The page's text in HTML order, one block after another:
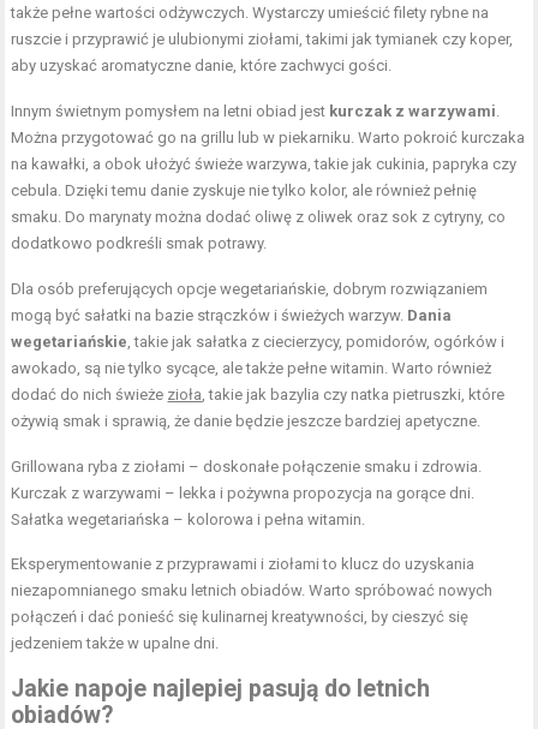
także pełne wartości odżywczych. Wystarczy umieścić filety rybne na
ruszcie i przyprawić je ulubionymi ziołami, takimi jak tymianek czy koper,
aby uzyskać aromatyczne danie, które zachwyci gości.
Innym świetnym pomysłem na letni obiad jest kurczak z warzywami.
Można przygotować go na grillu lub w piekarniku. Warto pokroić kurczaka
na kawałki, a obok ułożyć świeże warzywa, takie jak cukinia, papryka czy
cebula. Dzięki temu danie zyskuje nie tylko kolor, ale również pełnię
smaku. Do marynaty można dodać oliwę z oliwek oraz sok z cytryny, co
dodatkowo podkreśli smak potrawy.
Dla osób preferujących opcje wegetariańskie, dobrym rozwiązaniem
mogą być sałatki na bazie strączków i świeżych warzyw. Dania
wegetariańskie, takie jak sałatka z ciecierzycy, pomidorów, ogórków i
awokado, są nie tylko sycące, ale także pełne witamin. Warto również
dodać do nich świeże zioła, takie jak bazylia czy natka pietruszki, które
ożywią smak i sprawią, że danie będzie jeszcze bardziej apetyczne.
Grillowana ryba z ziołami – doskonałe połączenie smaku i zdrowia.
Kurczak z warzywami – lekka i pożywna propozycja na gorące dni.
Sałatka wegetariańska – kolorowa i pełna witamin.
Eksperymentowanie z przyprawami i ziołami to klucz do uzyskania
niezapomnianego smaku letnich obiadów. Warto spróbować nowych
połączeń i dać ponieść się kulinarnej kreatywności, by cieszyć się
jedzeniem także w upalne dni.
Jakie napoje najlepiej pasują do letnich
obiadów?